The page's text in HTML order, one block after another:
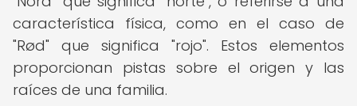
característica física, como en el caso de
"Rød" que significa "rojo". Estos elementos
proporcionan pistas sobre el origen y las
raíces de una familia.